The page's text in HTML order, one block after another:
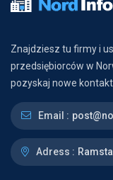
Znajdziesz tu firmy i
przedsiębiorców w
pozyskaj nowe
Email :
Adress :